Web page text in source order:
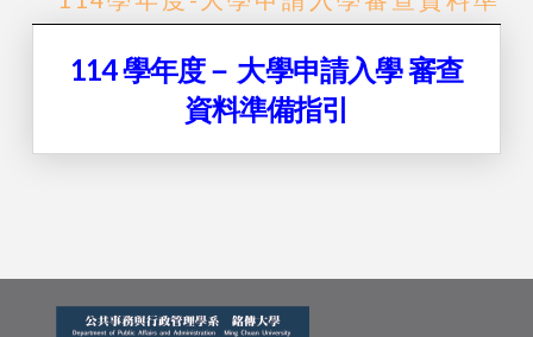
114學年度－ 大學申請入學審查
資料準備指引